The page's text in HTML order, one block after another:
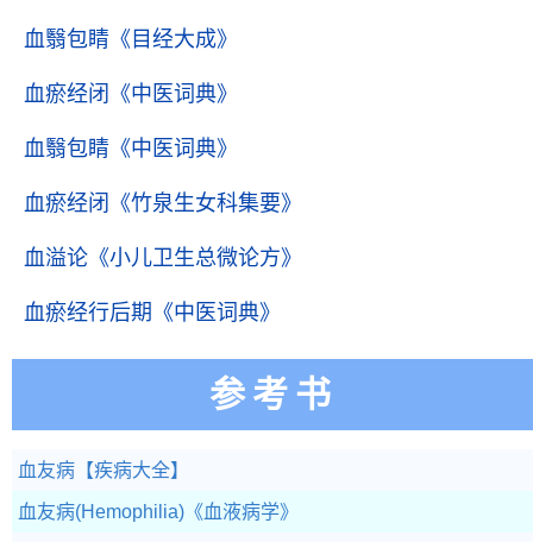
血翳包睛 《目经大成》
血瘀经闭 《中医词典》
血翳包睛 《中医词典》
血瘀经闭 《竹泉生女科集要》
血溢论 《小儿卫生总微论方》
血瘀经行后期 《中医词典》
参考书
血友病 【疾病大全】
血友病(Hemophilia) 《血液病学》